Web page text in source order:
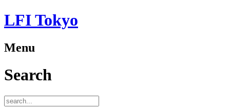
LFI Tokyo
Menu
Search